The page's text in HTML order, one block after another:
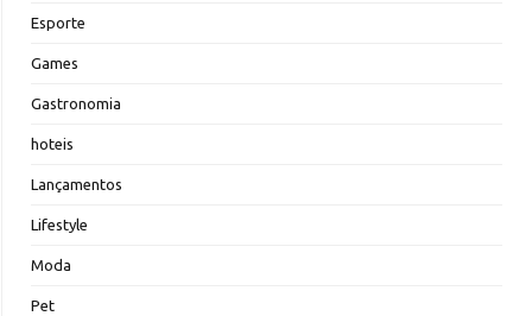
Esporte
Games
Gastronomia
hoteis
Lançamentos
Lifestyle
Moda
Pet